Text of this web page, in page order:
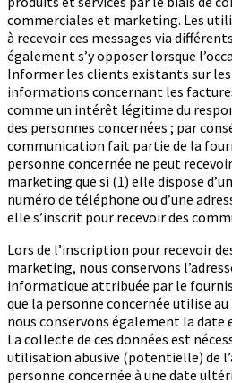
commerciales et marketing. Les
à recevoir ces messages via
également s’y opposer lorsque
Informer les clients existants sur les
informations concernant les
comme un intérêt légitime du
des personnes concernées ; par
communication fait partie de la
personne concernée ne peut
marketing que si (1) elle dispose
numéro de téléphone ou d’une
elle s’inscrit pour recevoir des
Lors de l’inscription pour recevoir
marketing, nous conservons
informatique attribuée par le
que la personne concernée utilise
nous conservons également la date
La collecte de ces données est
utilisation abusive (potentielle) de
personne concernée à une date